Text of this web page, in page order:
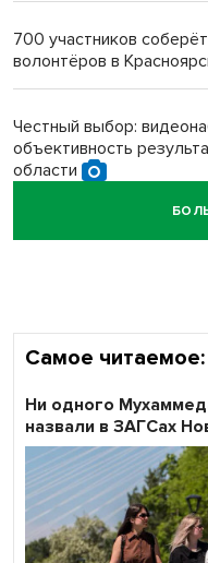
700 участников
волонтёров в
Честный выбор:
объективность
области
Кибертанки пошли в
Самое читаемое:
Ни одного
назвали в ЗАГСах